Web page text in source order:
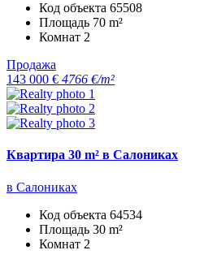
Код объекта 65508
Площадь 70 m²
Комнат 2
Продажа
143 000 € 4766 €/m²
Квартира 30 m² в Салониках
в Салониках
Код объекта 64534
Площадь 30 m²
Комнат 2